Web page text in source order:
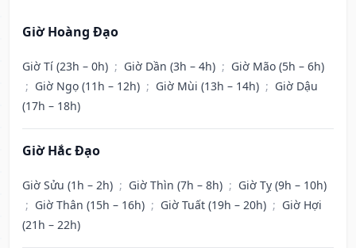
Giờ Hoàng Đạo
Giờ Tí (23h – 0h) ; Giờ Dần (3h – 4h) ; Giờ Mão (5h – 6h)
; Giờ Ngọ (11h – 12h) ; Giờ Mùi (13h – 14h) ; Giờ Dậu
(17h – 18h)
Giờ Hắc Đạo
Giờ Sửu (1h – 2h) ; Giờ Thìn (7h – 8h) ; Giờ Tỵ (9h – 10h)
; Giờ Thân (15h – 16h) ; Giờ Tuất (19h – 20h) ; Giờ Hợi
(21h – 22h)